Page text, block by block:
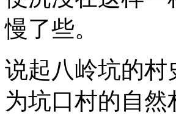
慢了些。
说起八岭坑的
为坑口村的自